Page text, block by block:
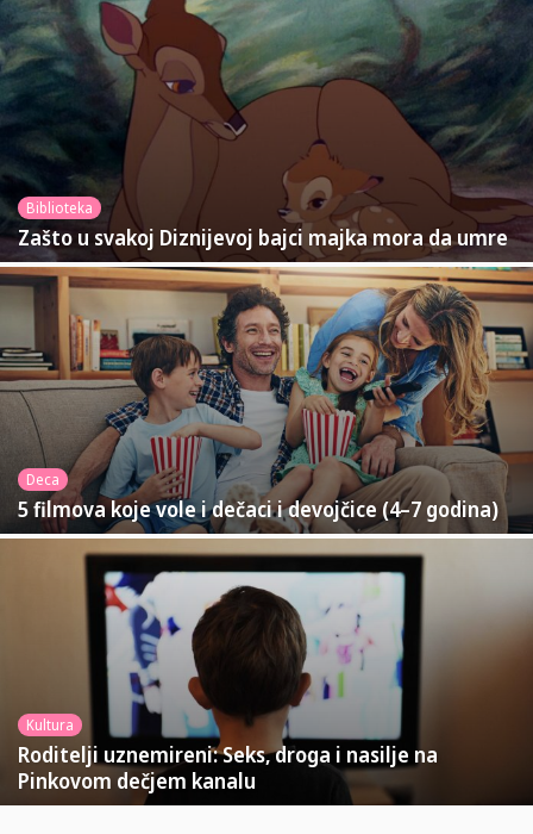
Biblioteka
Zašto u svakoj Diznijevoj bajci majka mora da umre
Deca
5 filmova koje vole i dečaci i devojčice (4–7 godina)
Kultura
Roditelji uznemireni: Seks, droga i nasilje na
Pinkovom dečjem kanalu